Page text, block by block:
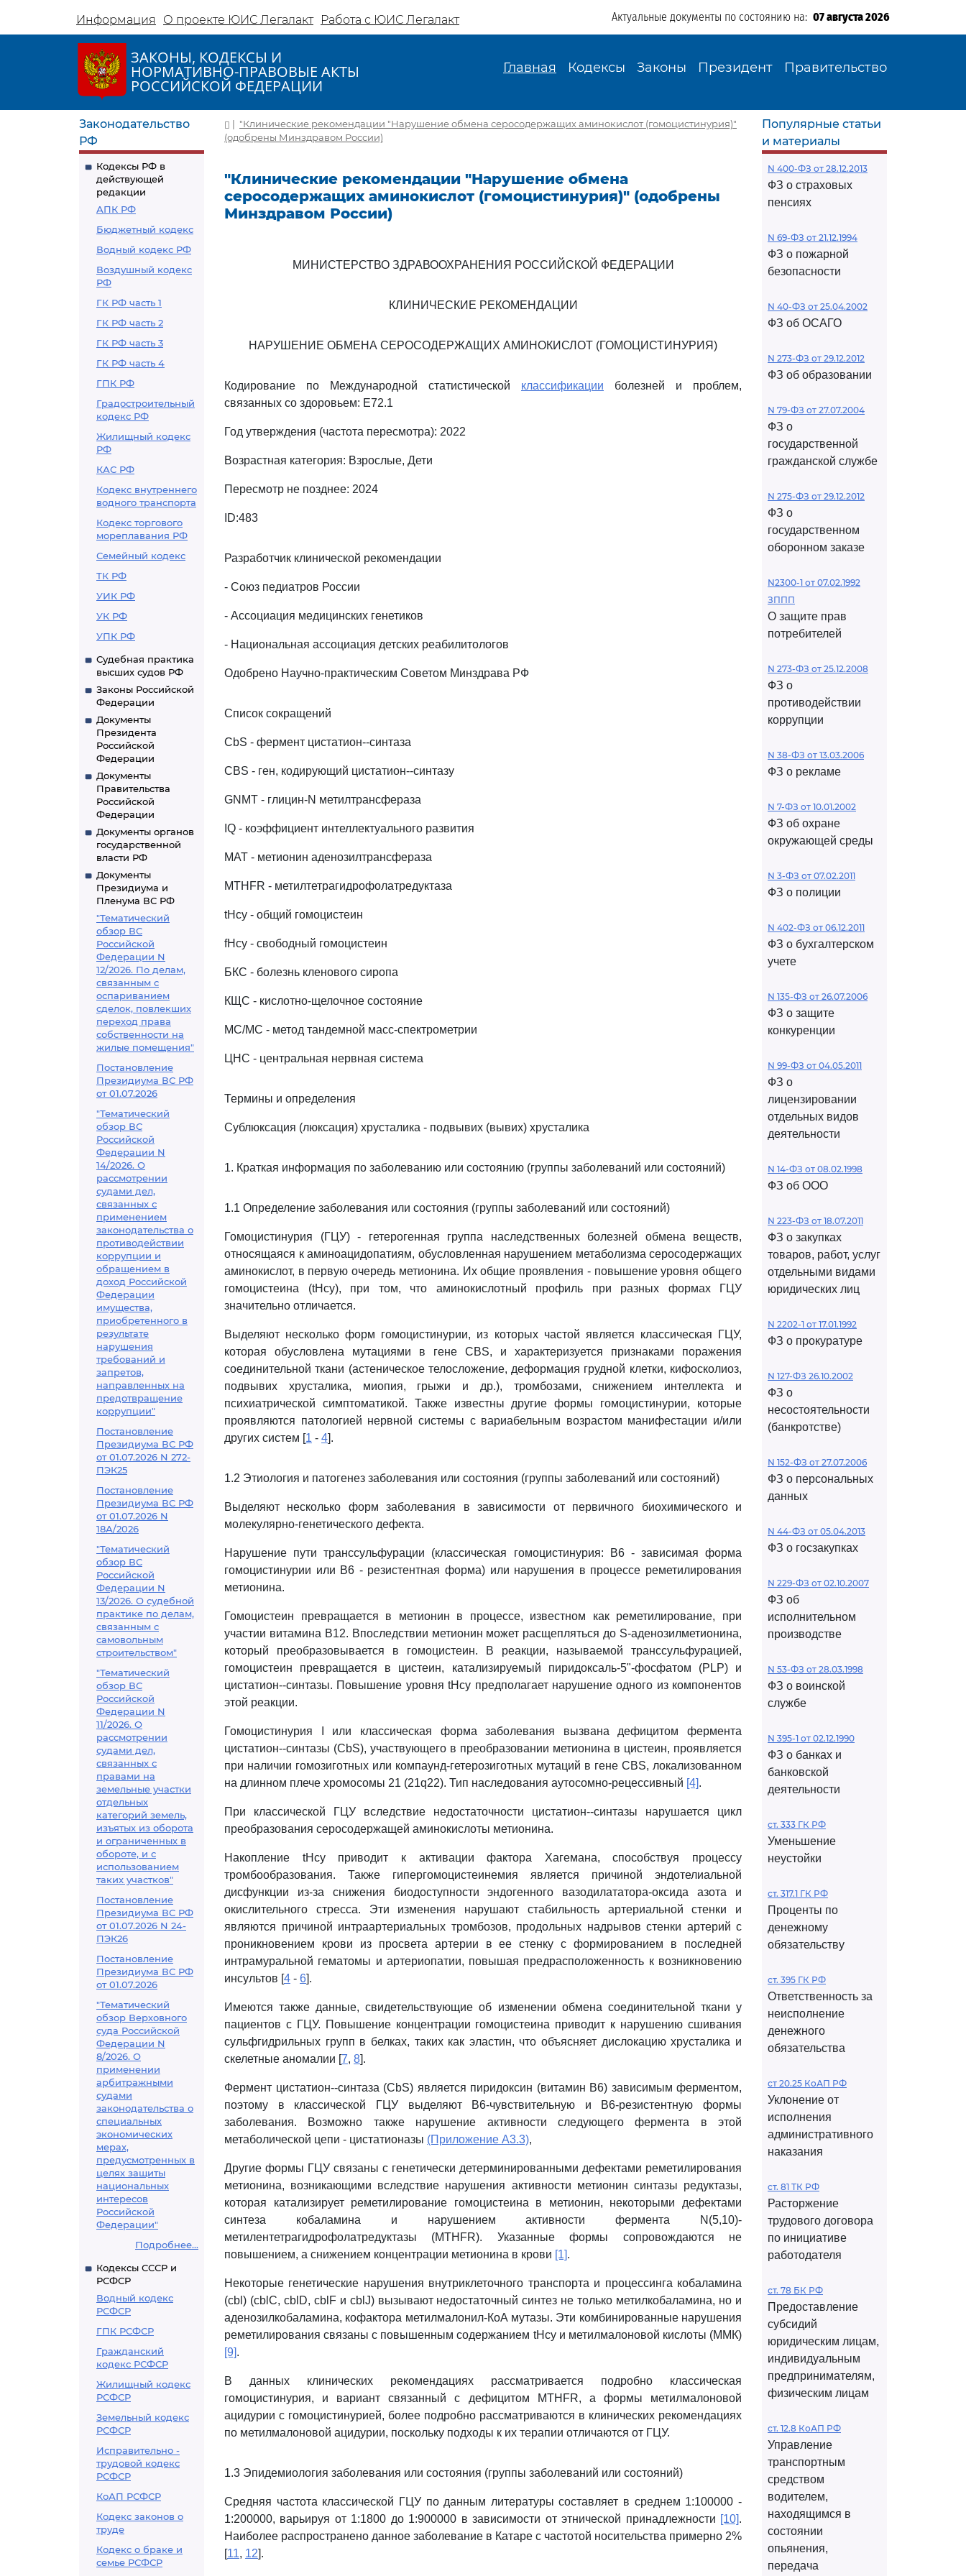
Информация О проекте ЮИС Легалакт Работа с ЮИС Легалакт Актуальные документы по состоянию на: 07 августа 2026
ЗАКОНЫ, КОДЕКСЫ И
НОРМАТИВНО-ПРАВОВЫЕ АКТЫ
РОССИЙСКОЙ ФЕДЕРАЦИИ
Главная Кодексы Законы Президент Правительство
Законодательство
РФ
Кодексы РФ в
действующей
редакции
АПК РФ
Бюджетный кодекс
Водный кодекс РФ
Воздушный кодекс
РФ
ГК РФ часть 1
ГК РФ часть 2
ГК РФ часть 3
ГК РФ часть 4
ГПК РФ
Градостроительный
кодекс РФ
Жилищный кодекс
РФ
КАС РФ
Кодекс внутреннего
водного транспорта
Кодекс торгового
мореплавания РФ
Семейный кодекс
ТК РФ
УИК РФ
УК РФ
УПК РФ
Судебная практика
высших судов РФ
Законы Российской
Федерации
Документы
Президента
Российской
Федерации
Документы
Правительства
Российской
Федерации
Документы органов
государственной
власти РФ
Документы
Президиума и
Пленума ВС РФ
"Тематический
обзор ВС
Российской
Федерации N
12/2026. По делам,
связанным с
оспариванием
сделок, повлекших
переход права
собственности на
жилые помещения"
Постановление
Президиума ВС РФ
от 01.07.2026
"Тематический
обзор ВС
Российской
Федерации N
14/2026. О
рассмотрении
судами дел,
связанных с
применением
законодательства о
противодействии
коррупции и
обращением в
доход Российской
Федерации
имущества,
приобретенного в
результате
нарушения
требований и
запретов,
направленных на
предотвращение
коррупции"
Постановление
Президиума ВС РФ
от 01.07.2026 N 272-
ПЭК25
Постановление
Президиума ВС РФ
от 01.07.2026 N
18А/2026
"Тематический
обзор ВС
Российской
Федерации N
13/2026. О судебной
практике по делам,
связанным с
самовольным
строительством"
"Тематический
обзор ВС
Российской
Федерации N
11/2026. О
рассмотрении
судами дел,
связанных с
правами на
земельные участки
отдельных
категорий земель,
изъятых из оборота
и ограниченных в
обороте, и с
использованием
таких участков"
Постановление
Президиума ВС РФ
от 01.07.2026 N 24-
ПЭК26
Постановление
Президиума ВС РФ
от 01.07.2026
"Тематический
обзор Верховного
суда Российской
Федерации N
8/2026. О
применении
арбитражными
судами
законодательства о
специальных
экономических
мерах,
предусмотренных в
целях защиты
национальных
интересов
Российской
Федерации"
Подробнее...
Кодексы СССР и
РСФСР
Водный кодекс
РСФСР
ГПК РСФСР
Гражданский
кодекс РСФСР
Жилищный кодекс
РСФСР
Земельный кодекс
РСФСР
Исправительно -
трудовой кодекс
РСФСР
КоАП РСФСР
Кодекс законов о
труде
Кодекс о браке и
семье РСФСР
| "Клинические рекомендации "Нарушение обмена серосодержащих аминокислот (гомоцистинурия)"
(одобрены Минздравом России)
"Клинические рекомендации "Нарушение обмена
серосодержащих аминокислот (гомоцистинурия)" (одобрены
Минздравом России)
МИНИСТЕРСТВО ЗДРАВООХРАНЕНИЯ РОССИЙСКОЙ ФЕДЕРАЦИИ
КЛИНИЧЕСКИЕ РЕКОМЕНДАЦИИ
НАРУШЕНИЕ ОБМЕНА СЕРОСОДЕРЖАЩИХ АМИНОКИСЛОТ (ГОМОЦИСТИНУРИЯ)
Кодирование по Международной статистической классификации болезней и проблем,
связанных со здоровьем: E72.1
Год утверждения (частота пересмотра): 2022
Возрастная категория: Взрослые, Дети
Пересмотр не позднее: 2024
ID:483
Разработчик клинической рекомендации
- Союз педиатров России
- Ассоциация медицинских генетиков
- Национальная ассоциация детских реабилитологов
Одобрено Научно-практическим Советом Минздрава РФ
Список сокращений
CbS - фермент цистатион--синтаза
CBS - ген, кодирующий цистатион--синтазу
GNMT - глицин-N метилтрансфераза
IQ - коэффициент интеллектуального развития
MAT - метионин аденозилтрансфераза
MTHFR - метилтетрагидрофолатредуктаза
tHcy - общий гомоцистеин
fHcy - свободный гомоцистеин
БКС - болезнь кленового сиропа
КЩС - кислотно-щелочное состояние
МС/МС - метод тандемной масс-спектрометрии
ЦНС - центральная нервная система
Термины и определения
Сублюксация (люксация) хрусталика - подвывих (вывих) хрусталика
1. Краткая информация по заболеванию или состоянию (группы заболеваний или состояний)
1.1 Определение заболевания или состояния (группы заболеваний или состояний)
Гомоцистинурия (ГЦУ) - гетерогенная группа наследственных болезней обмена веществ,
относящаяся к аминоацидопатиям, обусловленная нарушением метаболизма серосодержащих
аминокислот, в первую очередь метионина. Их общие проявления - повышение уровня общего
гомоцистеина (tHcy), при том, что аминокислотный профиль при разных формах ГЦУ
значительно отличается.
Выделяют несколько форм гомоцистинурии, из которых частой является классическая ГЦУ,
которая обусловлена мутациями в гене CBS, и характеризуется признаками поражения
соединительной ткани (астеническое телосложение, деформация грудной клетки, кифосколиоз,
подвывих хрусталика, миопия, грыжи и др.), тромбозами, снижением интеллекта и
психиатрической симптоматикой. Также известны другие формы гомоцистинурии, которые
проявляются патологией нервной системы с вариабельным возрастом манифестации и/или
других систем [1 - 4].
1.2 Этиология и патогенез заболевания или состояния (группы заболеваний или состояний)
Выделяют несколько форм заболевания в зависимости от первичного биохимического и
молекулярно-генетического дефекта.
Нарушение пути транссульфурации (классическая гомоцистинурия: B6 - зависимая форма
гомоцистинурии или B6 - резистентная форма) или нарушения в процессе реметилирования
метионина.
Гомоцистеин превращается в метионин в процессе, известном как реметилирование, при
участии витамина B12. Впоследствии метионин может расщепляться до S-аденозилметионина,
который преобразовывается в гомоцистеин. В реакции, называемой транссульфурацией,
гомоцистеин превращается в цистеин, катализируемый пиридоксаль-5"-фосфатом (PLP) и
цистатион--синтазы. Повышение уровня tHcy предполагает нарушение одного из компонентов
этой реакции.
Гомоцистинурия I или классическая форма заболевания вызвана дефицитом фермента
цистатион--синтазы (CbS), участвующего в преобразовании метионина в цистеин, проявляется
при наличии гомозиготных или компаунд-гетерозиготных мутаций в гене CBS, локализованном
на длинном плече хромосомы 21 (21q22). Тип наследования аутосомно-рецессивный [4].
При классической ГЦУ вследствие недостаточности цистатион--синтазы нарушается цикл
преобразования серосодержащей аминокислоты метионина.
Накопление tHcy приводит к активации фактора Хагемана, способствуя процессу
тромбообразования. Также гипергомоцистеинемия является причиной эндотелиальной
дисфункции из-за снижения биодоступности эндогенного вазодилататора-оксида азота и
окислительного стресса. Эти изменения нарушают стабильность артериальной стенки и
являются причиной интраартериальных тромбозов, продольных надрывов стенки артерий с
проникновением крови из просвета артерии в ее стенку с формированием в последней
интрамуральной гематомы и артериопатии, повышая предрасположенность к возникновению
инсультов [4 - 6].
Имеются также данные, свидетельствующие об изменении обмена соединительной ткани у
пациентов с ГЦУ. Повышение концентрации гомоцистеина приводит к нарушению сшивания
сульфгидрильных групп в белках, таких как эластин, что объясняет дислокацию хрусталика и
скелетные аномалии [7, 8].
Фермент цистатион--синтаза (CbS) является пиридоксин (витамин B6) зависимым ферментом,
поэтому в классической ГЦУ выделяют B6-чувствительную и B6-резистентную формы
заболевания. Возможно также нарушение активности следующего фермента в этой
метаболической цепи - цистатионазы (Приложение А3.3),
Другие формы ГЦУ связаны с генетически детерминированными дефектами реметилирования
метионина, возникающими вследствие нарушения активности метионин синтазы редуктазы,
которая катализирует реметилирование гомоцистеина в метионин, некоторыми дефектами
синтеза кобаламина и нарушением активности фермента N(5,10)-
метилентетрагидрофолатредуктазы (MTHFR). Указанные формы сопровождаются не
повышением, а снижением концентрации метионина в крови [1].
Некоторые генетические нарушения внутриклеточного транспорта и процессинга кобаламина
(cbl) (cblC, cblD, cblF и cblJ) вызывают недостаточный синтез не только метилкобаламина, но и
аденозилкобаламина, кофактора метилмалонил-КоА мутазы. Эти комбинированные нарушения
реметилирования связаны с повышенным содержанием tHcy и метилмалоновой кислоты (ММК)
[9].
В данных клинических рекомендациях рассматривается подробно классическая
гомоцистинурия, и вариант связанный с дефицитом MTHFR, а формы метилмалоновой
ацидурии с гомоцистинурией, более подробно рассматриваются в клинических рекомендациях
по метилмалоновой ацидурии, поскольку подходы к их терапии отличаются от ГЦУ.
1.3 Эпидемиология заболевания или состояния (группы заболеваний или состояний)
Средняя частота классической ГЦУ по данным литературы составляет в среднем 1:100000 -
1:200000, варьируя от 1:1800 до 1:900000 в зависимости от этнической принадлежности [10].
Наиболее распространено данное заболевание в Катаре с частотой носительства примерно 2%
[11, 12].
Популярные статьи
и материалы
N 400-ФЗ от 28.12.2013
ФЗ о страховых
пенсиях
N 69-ФЗ от 21.12.1994
ФЗ о пожарной
безопасности
N 40-ФЗ от 25.04.2002
ФЗ об ОСАГО
N 273-ФЗ от 29.12.2012
ФЗ об образовании
N 79-ФЗ от 27.07.2004
ФЗ о
государственной
гражданской службе
N 275-ФЗ от 29.12.2012
ФЗ о
государственном
оборонном заказе
N2300-1 от 07.02.1992
ЗППП
О защите прав
потребителей
N 273-ФЗ от 25.12.2008
ФЗ о
противодействии
коррупции
N 38-ФЗ от 13.03.2006
ФЗ о рекламе
N 7-ФЗ от 10.01.2002
ФЗ об охране
окружающей среды
N 3-ФЗ от 07.02.2011
ФЗ о полиции
N 402-ФЗ от 06.12.2011
ФЗ о бухгалтерском
учете
N 135-ФЗ от 26.07.2006
ФЗ о защите
конкуренции
N 99-ФЗ от 04.05.2011
ФЗ о
лицензировании
отдельных видов
деятельности
N 14-ФЗ от 08.02.1998
ФЗ об ООО
N 223-ФЗ от 18.07.2011
ФЗ о закупках
товаров, работ, услуг
отдельными видами
юридических лиц
N 2202-1 от 17.01.1992
ФЗ о прокуратуре
N 127-ФЗ 26.10.2002
ФЗ о
несостоятельности
(банкротстве)
N 152-ФЗ от 27.07.2006
ФЗ о персональных
данных
N 44-ФЗ от 05.04.2013
ФЗ о госзакупках
N 229-ФЗ от 02.10.2007
ФЗ об
исполнительном
производстве
N 53-ФЗ от 28.03.1998
ФЗ о воинской
службе
N 395-1 от 02.12.1990
ФЗ о банках и
банковской
деятельности
ст. 333 ГК РФ
Уменьшение
неустойки
ст. 317.1 ГК РФ
Проценты по
денежному
обязательству
ст. 395 ГК РФ
Ответственность за
неисполнение
денежного
обязательства
ст 20.25 КоАП РФ
Уклонение от
исполнения
административного
наказания
ст. 81 ТК РФ
Расторжение
трудового договора
по инициативе
работодателя
ст. 78 БК РФ
Предоставление
субсидий
юридическим лицам,
индивидуальным
предпринимателям,
физическим лицам
ст. 12.8 КоАП РФ
Управление
транспортным
средством
водителем,
находящимся в
состоянии
опьянения,
передача